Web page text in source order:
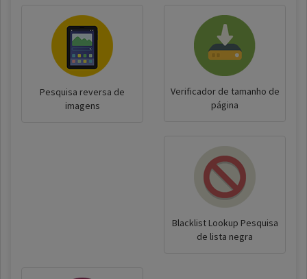
Pesquisa reversa de
imagens
Verificador de tamanho de
página
Blacklist Lookup Pesquisa
de lista negra